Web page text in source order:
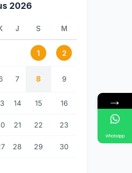
2026
J S M
1 2
7 8 9
14 15 16
21 22 23
28 29 30
→
Whatsapp